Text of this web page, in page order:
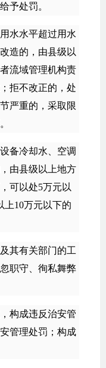
予处罚。
水平超过用水
造的，由县级以
流域管理机构责
拒不改正的，处
严重的，采取限
冷却水、空调
由县级以上地方
可以处5万元以
上10万元以下的
有关部门的工
职守、徇私舞弊
成违反治安管
管理处罚；构成